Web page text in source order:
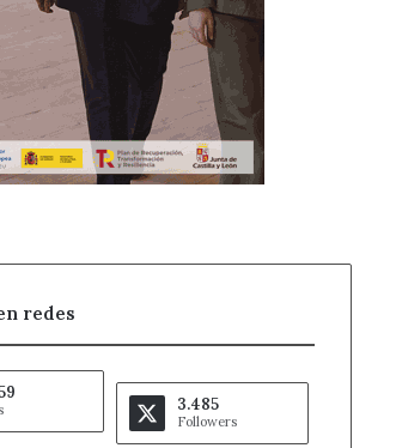
redes
3.485
Followers